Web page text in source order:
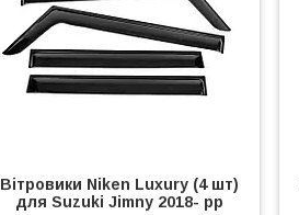
Вітровики Niken Luxury (4 шт)
для Suzuki Jimny 2018- рр